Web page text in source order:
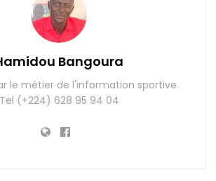
Bangoura
le métier de l'information sportive.
Tel (+224) 628 95 94 04